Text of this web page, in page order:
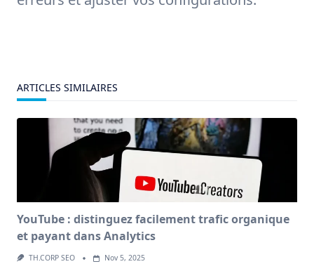
ARTICLES SIMILAIRES
YouTube : distinguez facilement trafic organique
et payant dans Analytics
TH.CORP SEO Nov 5, 2025